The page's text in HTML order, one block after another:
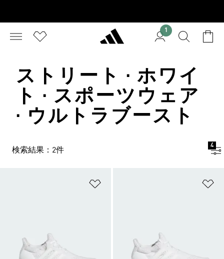
1
ストリート · ホワイ
ト · スポーツウェア
· ウルトラブースト
検索結果：2件
4